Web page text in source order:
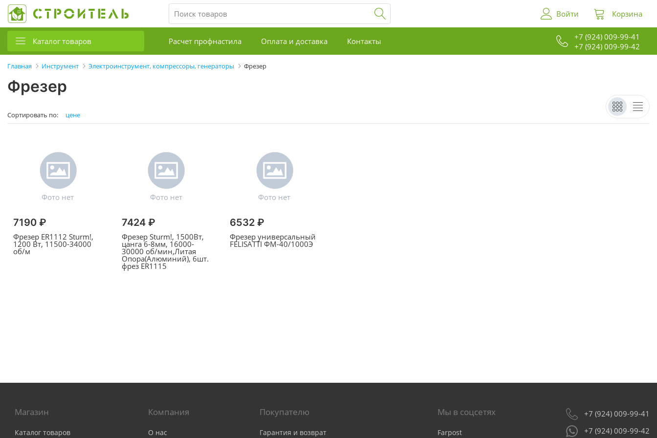
Войти Корзина
Каталог товаров Расчет профнастила Оплата и доставка Контакты
+7 (924) 009-99-41
+7 (924) 009-99-42
Главная Инструмент Электроинструмент, компрессоры, генераторы Фрезер
Фрезер
Сортировать по: цене
7190 ₽
Фрезер ER1112 Sturm!,
1200 Вт, 11500-34000
об/м
7424 ₽
Фрезер Sturm!, 1500Вт,
цанга 6-8мм, 16000-
30000 об/мин,Литая
Опора(Алюминий), 6шт.
фрез ER1115
6532 ₽
Фрезер универсальный
FELISATTI ФМ-40/1000Э
Магазин
Каталог товаров
Компания
О нас
Покупателю
Гарантия и возврат
Мы в соцсетях
Farpost
+7 (924) 009-99-41
+7 (924) 009-99-42